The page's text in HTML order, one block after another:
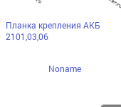
Планка крепления АКБ
2101,03,06
Noname